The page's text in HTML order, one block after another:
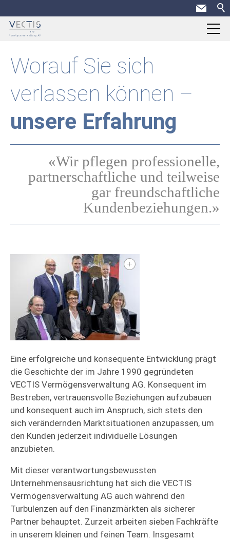
Über uns
Porträt
Philosopie
Offene Stellen
News
Worauf Sie sich
verlassen können –
unsere Erfahrung
«Wir pflegen professionelle,
partnerschaftliche und teilweise
gar freundschaftliche
Kundenbeziehungen.»
Eine erfolgreiche und konsequente Entwicklung prägt
die Geschichte der im Jahre 1990 gegründeten
VECTIS Vermögensverwaltung AG. Konsequent im
Bestreben, vertrauensvolle Beziehungen aufzubauen
und konsequent auch im Anspruch, sich stets den
sich verändernden Marktsituationen anzupassen, um
den Kunden jederzeit individuelle Lösungen
anzubieten.
Mit dieser verantwortungsbewussten
Unternehmensausrichtung hat sich die VECTIS
Vermögensverwaltung AG auch während den
Turbulenzen auf den Finanzmärkten als sicherer
Partner behauptet. Zurzeit arbeiten sieben Fachkräfte
in unserem kleinen und feinen Team. Insgesamt